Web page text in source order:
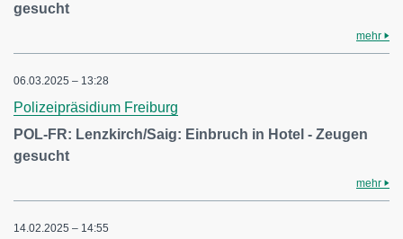
gesucht
mehr
06.03.2025 – 13:28
Polizeipräsidium Freiburg
POL-FR: Lenzkirch/Saig: Einbruch in Hotel - Zeugen
gesucht
mehr
14.02.2025 – 14:55